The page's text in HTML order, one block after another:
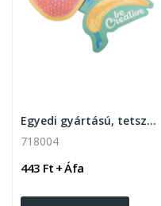
Egyedi gyártású, tetszőleges formájú,...
718004
443 Ft + Áfa